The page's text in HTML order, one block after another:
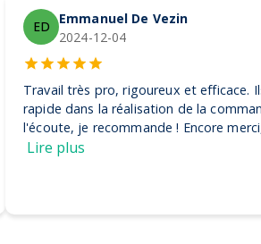
Vezin
et efficace. Ils ont été très
de la commande et très à
! Encore merci, on adore nos